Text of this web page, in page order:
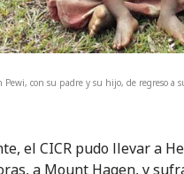
Pewi, con su padre y su hijo, de regreso a
el CICR pudo llevar a
a Mount Hagen, y